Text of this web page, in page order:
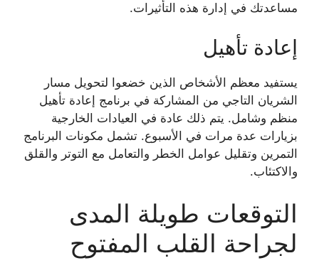
مساعدتك في إدارة هذه التأثيرات.
إعادة تأهيل
يستفيد معظم الأشخاص الذين خضعوا لتحويل مسار
الشريان التاجي من المشاركة في برنامج إعادة تأهيل
منظم وشامل. يتم ذلك عادة في العيادات الخارجية
بزيارات عدة مرات في الأسبوع. تشمل مكونات البرنامج
التمرين وتقليل عوامل الخطر والتعامل مع التوتر والقلق
والاكتئاب.
التوقعات طويلة المدى
لجراحة القلب المفتوح